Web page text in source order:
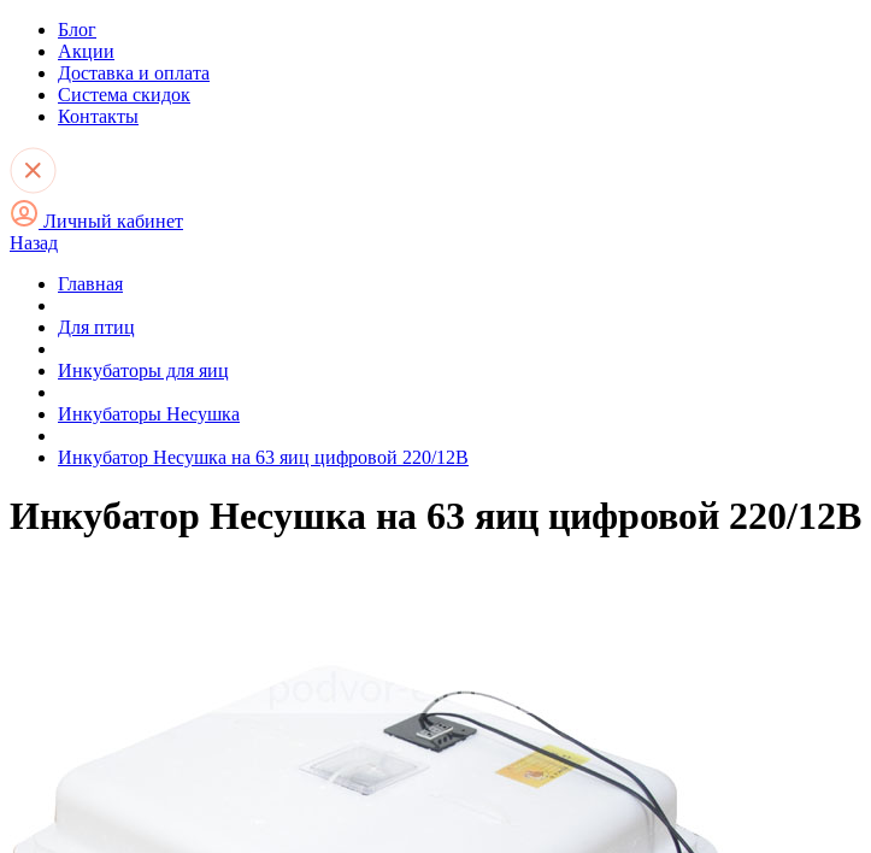
Блог
Акции
Доставка и оплата
Система скидок
Контакты
Личный кабинет
Назад
Главная
Для птиц
Инкубаторы для яиц
Инкубаторы Несушка
Инкубатор Несушка на 63 яиц цифровой 220/12В
Инкубатор Несушка на 63 яиц цифровой 220/12В